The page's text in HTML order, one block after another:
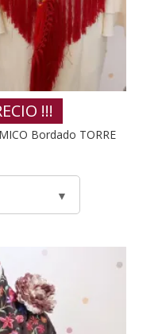
!!!
Bordado TORRE